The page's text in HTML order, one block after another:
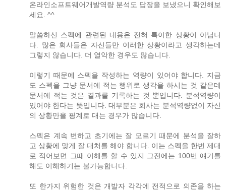
온라인소프트웨어개발역량 분석도 답장을 보냈으니 확인해보
세요. ^^
말씀하신 스펙에 관련된 내용은 전혀 특이한 상황이 아닙니
다. 많은 회사들은 자신들만 이러한 상황이라고 생각하는데
그렇지 않습니다. 더 열악한 경우도 많습니다.
이렇기 때문에 스펙을 작성하는 역량이 있어야 합니다. 지금
도 스펙을 그냥 문서에 적는 행위로 생각을 하시는 것 같은데
문서에 적는 것은 결과를 기록하는 것 뿐입니다. 분석역량이
있어야 한다는 뜻입니다. 대부분은 회사는 분석역량없이 자신
의 상황만을 핑계로 대는 경우가 많습니다.
스펙은 계속 변하고 초기에는 잘 모르기 때문에 분석을 잘하
고 상황에 맞게 잘 대처를 해야 합니다. 이는 스펙을 한번 제대
로 적어보면 그때 이해를 할 수 있지 그전에는 100번 얘기를
해도 이해하기는 불가능합니다.
또 한가지 위험한 것은 개발자 각각에 전적으로 의존을 하는